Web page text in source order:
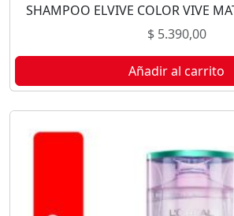
SHAMPOO ELVIVE COLOR VIVE
$5.390,00
Añadir al carrito